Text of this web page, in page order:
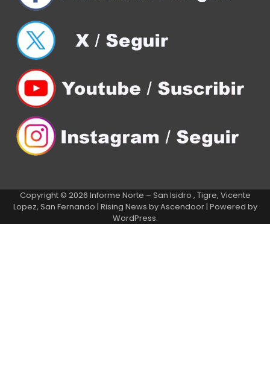
Copyright © 2026 Informe Norte – San Isidro , Tigre, Vicente
Lopez, San Fernando | Rising News byAscendoor| Powered by
WordPress.